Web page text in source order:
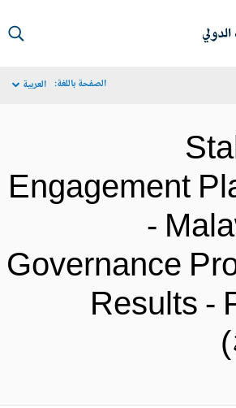
الصفحة باللغة: العربية
Engagement
-
Governance
Results